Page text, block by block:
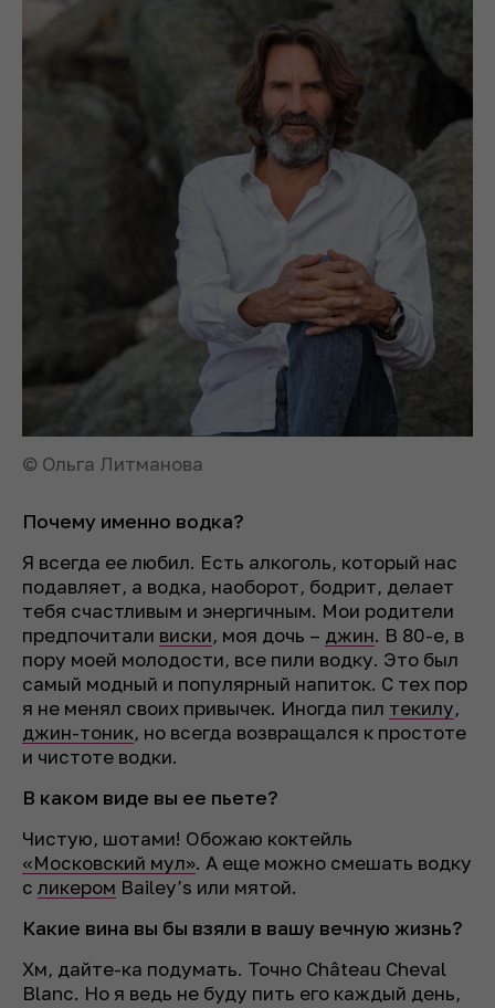
© Ольга Литманова
Почему именно водка?
Я всегда ее любил. Есть алкоголь, который нас
подавляет, а водка, наоборот, бодрит, делает
тебя счастливым и энергичным. Мои родители
предпочитали виски, моя дочь – джин. В 80-е, в
пору моей молодости, все пили водку. Это был
самый модный и популярный напиток. С тех пор
я не менял своих привычек. Иногда пил текилу,
джин-тоник, но всегда возвращался к простоте
и чистоте водки.
В каком виде вы ее пьете?
Чистую, шотами! Обожаю коктейль
«Московский мул». А еще можно смешать водку
с ликером Bailey’s или мятой.
Какие вина вы бы взяли в вашу вечную жизнь?
Хм, дайте-ка подумать. Точно Château Cheval
Blanc. Но я ведь не буду пить его каждый день,